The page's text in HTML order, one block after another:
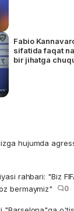
Fabio
sifatida faqat
bir jihatga
hujumda
rahbari: "Biz
bermaymiz"
0